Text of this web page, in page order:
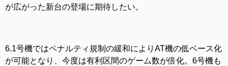
が広がった新台の登場に期待したい。
6.1号機ではペナルティ規制の緩和によりAT機の低ベース化
が可能となり、今度は有利区間のゲーム数が倍化。6号機も